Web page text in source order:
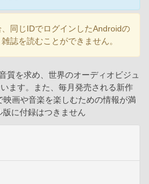
同じIDでログインしたAndroidの
誌を読むことができません。
質を求め、世界のオーディオビジュ
ます。また、毎月発売される新作
画や音楽を楽しむための情報が満
に付録はつきません